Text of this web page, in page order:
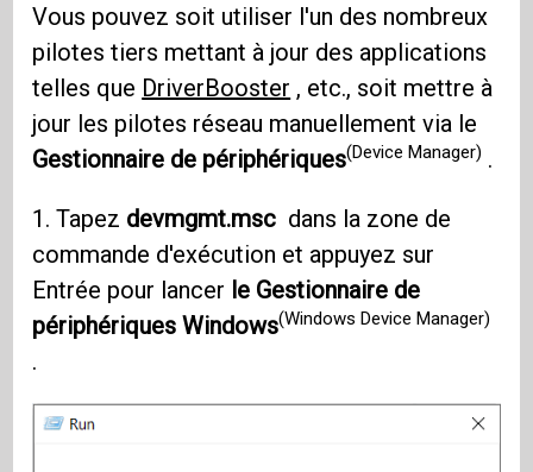
Vous pouvez soit utiliser l'un des nombreux
pilotes tiers mettant à jour des applications
telles que DriverBooster , etc., soit mettre à
jour les pilotes réseau manuellement via le
Gestionnaire de périphériques(Device Manager) .
1. Tapez devmgmt.msc dans la zone de
commande d'exécution et appuyez sur
Entrée pour lancer le Gestionnaire de
périphériques Windows(Windows Device Manager)
.